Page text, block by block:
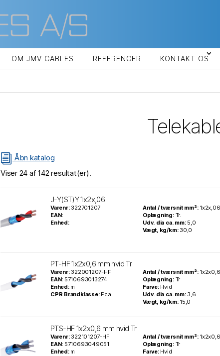
OM JMV CABLES REFERENCER KONTAKT OS
i Åbn katalog
Viser 24 af142 resultat(er).
J-Y(ST)Y 1x2x,06
Varenr: 322701207
EAN:
Enhed:
Antal / tværsnit mm²: 1x2x,06
Oplægning: Tr.
Udv. dia ca. mm: 5,0
Vægt, kg/km: 30,0
PT-HF 1x2x0,6 mm hvid Tr
Varenr: 322001207-HF
EAN: 5710693013274
Enhed: m
CPR Brandklasse: Eca
Antal / tværsnit mm²:
Oplægning: Tr
Farve: Hvid
Udv. dia ca. mm: 3,6
Vægt, kg/km: 15,0
PTS-HF 1x2x0,6 mm hvid Tr
Varenr: 322101207-HF
EAN: 5710693049051
Enhed: m
Antal / tværsnit mm²:
Oplægning: Tr
Farve: Hvid